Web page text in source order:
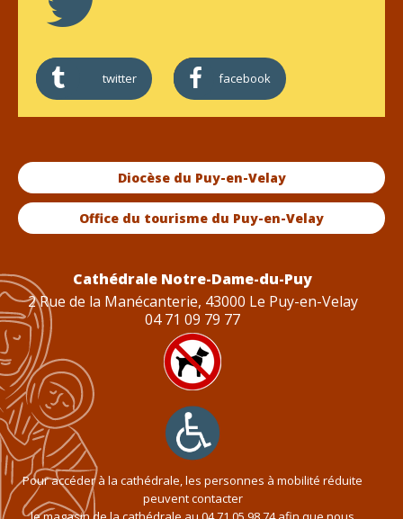
twitter facebook
Diocèse du Puy-en-Velay
Office du tourisme du Puy-en-Velay
Cathédrale Notre-Dame-du-Puy
2 Rue de la Manécanterie, 43000 Le Puy-en-Velay
04 71 09 79 77
Pour accéder à la cathédrale, les personnes à mobilité réduite
peuvent contacter